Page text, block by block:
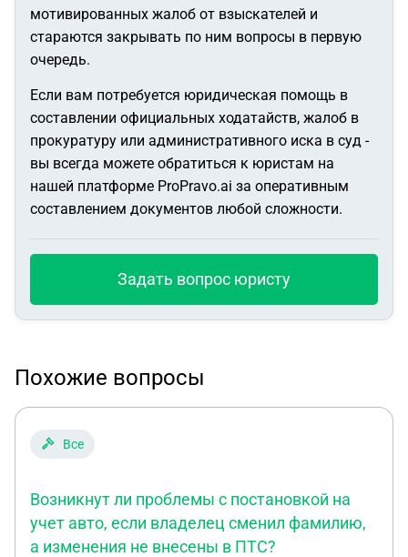
мотивированных жалоб от взыскателей и
стараются закрывать по ним вопросы в первую
очередь.
Если вам потребуется юридическая помощь в
составлении официальных ходатайств, жалоб в
прокуратуру или административного иска в суд -
вы всегда можете обратиться к юристам на
нашей платформе ProPravo.ai за оперативным
составлением документов любой сложности.
Задать вопрос юристу
Похожие вопросы
Все
Возникнут ли проблемы с постановкой на
учет авто, если владелец сменил фамилию,
а изменения не внесены в ПТС?